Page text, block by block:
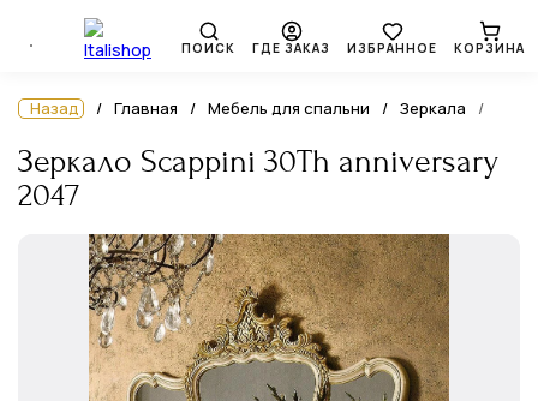
ПОИСК ГДЕ ЗАКАЗ ИЗБРАННОЕ КОРЗИНА
Назад Главная Мебель для спальни Зеркала
Зеркало Scappini 30Th anniversary
2047